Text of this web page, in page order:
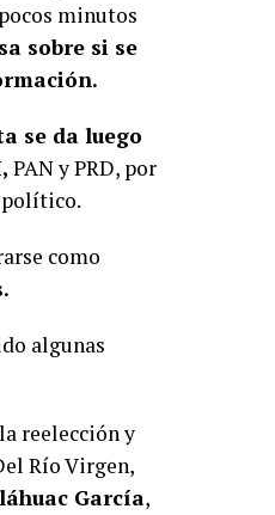
minutos
sobre si se
se da luego
PAN y PRD, por
político.
como
algunas
reelección y
Río Virgen,
García,